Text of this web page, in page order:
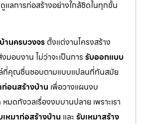
ลการก่อสร้างอย่างใกล้ชิดในทุกขั้น
านครบวงจร ตั้งแต่งานโครงสร้าง
มอบงาน ไม่ว่าจะเป็นการ รับออกแบบ
ที่คุณชื่นชอบตามแบบแปลนที่ทันสมัย
อนสร้างบ้าน เพื่อวางแผนงบ
ดกังวลเรื่องงบบานปลาย เพราะเรา
เหมาก่อสร้างบ้าน และ รับเหมาสร้าง